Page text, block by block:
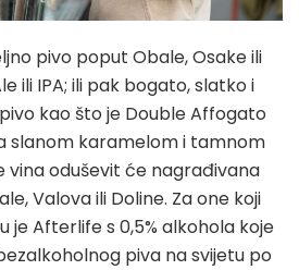
pivo poput Obale, Osake ili
ili IPA; ili pak bogato, slatko i
kao što je Double Affogato
slanom karamelom i tamnom
vina oduševit će nagrađivana
Valova ili Doline. Za one koji
je Afterlife s 0,5% alkohola koje
piva na svijetu po